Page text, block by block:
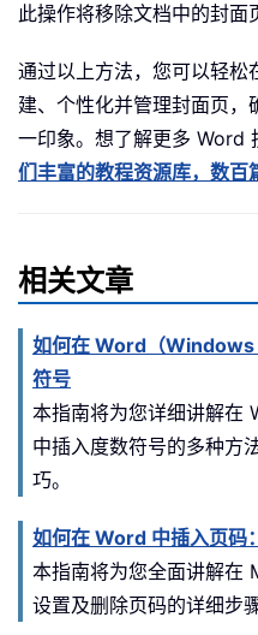
此操作将移除文档中的封面
通过以上方法，您可以轻
建、个性化并管理封面页
一印象。想了解更多 Word
们丰富的教程资源库，数百
相关文章
如何在 Word（Windows
符号
本指南将为您详细讲解
中插入度数符号的多种方
巧。
如何在 Word 中插入页码
本指南将为您全面讲解在
设置及删除页码的详细步骤